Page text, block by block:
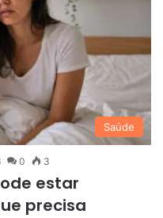
Saúde
0 3
estar
precisa